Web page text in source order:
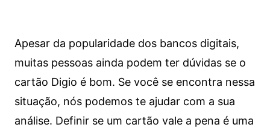
Apesar da popularidade dos bancos digitais,
muitas pessoas ainda podem ter dúvidas se o
cartão Digio é bom. Se você se encontra nessa
situação, nós podemos te ajudar com a sua
análise. Definir se um cartão vale a pena é uma